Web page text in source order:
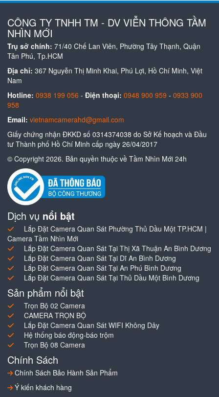
CÔNG TY TNHH TM - DV VIỄN THÔNG TẦM
NHÌN MỚI
Trụ sở chính: 71/40 Chế Lan Viên, Phường Tây Thạnh, Quận
Tân Phú, Tp.HCM
Địa chỉ: 367 Nguyễn Thị Minh Khai, Phú Lợi, Hồ Chí Minh, Việt
Nam
Hotline: 0938 199 056 - Điện thoại: 0948 900 959 - 0933 900
958
Email: vietnamcamerahd@gmail.com
Giấy chứng nhận ĐKKD số 0314374038 do Sở Kế hoạch và Đầu
tư Thành phố Hồ Chí Minh cấp ngày 26/04/2017
© Copyright 2026. Bản quyền thuộc về Tầm Nhìn Mới 24h
Dịch vụ nổi bật
Lắp Đặt Camera Quan Sát Phường Thủ Dầu Một TP.HCM |
Camera Tầm Nhìn Mới
Lắp Đặt Camera Quan Sát Tại Thị Xã Thuận An Bình Dương
Lắp Đặt Camera Quan Sát Tại Dĩ An Bình Dương
Lắp Đặt Camera Quan Sát Tại An Phú Bình Dương
Lắp Đặt Camera Quan Sát Tại Thủ Dầu Một Bình Dương
Sản phẩm nổi bật
Trọn Bộ 02 Camera
CAMERA TRỌN BỘ
Lắp Đặt Camera Quan Sát WIFI Không Dây
Hệ thống báo động-báo trộm
Trọn Bộ 08 Camera
Chính Sách
Chính Sách Bảo Hành Sản Phẩm
Ý kiến khách hàng